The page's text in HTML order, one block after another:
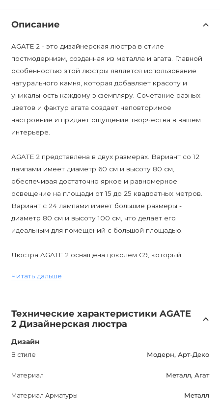
Описание
AGATE 2 - это дизайнерская люстра в стиле
постмодернизм, созданная из металла и агата. Главной
особенностью этой люстры является использование
натурального камня, которая добавляет красоту и
уникальность каждому экземпляру. Сочетание разных
цветов и фактур агата создает неповторимое
настроение и придает ощущение творчества в вашем
интерьере.
AGATE 2 представлена в двух размерах. Вариант со 12
лампами имеет диаметр 60 см и высоту 80 см,
обеспечивая достаточно яркое и равномерное
освещение на площади от 15 до 25 квадратных метров.
Вариант с 24 лампами имеет большие размеры -
диаметр 80 см и высоту 100 см, что делает его
идеальным для помещений с большой площадью.
Люстра AGATE 2 оснащена цоколем G9, который
лампочек. Она идеально подойдет для современных
Цена указана за версию с 12 лампами. Если у вас
возникли вопросы или вам необходима дополнительная
информация, наши менеджеры всегда готовы помочь
БРА этой же серии, чтобы создать единый стиль и
Читать дальше
Технические характеристики AGATE
2 Дизайнерская люстра
Дизайн
В стиле Модерн, Арт-Деко
Материал Металл, Агат
Материал Арматуры Металл